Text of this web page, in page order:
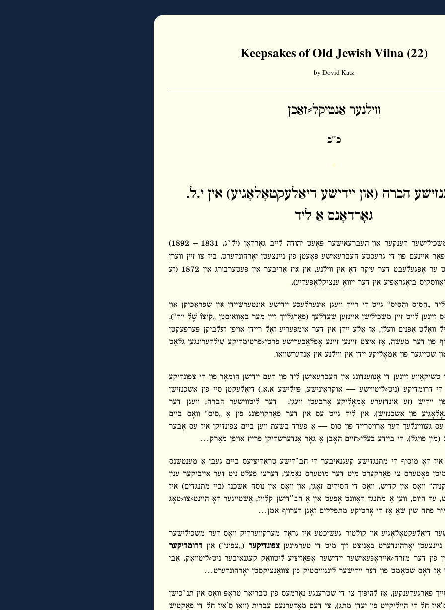
Keepsakes of Old Jewish Vilna (22)
by Dovid Katz
ווילנער אַנטיקל⸗זאַכן
כ″ב
◊
הברה (און יידישע דיאַלעקטאָלאָגיע) אין י.ל.
גאָרדאָנס אַ ליד
דער ווילנער משכילישער דענקער און העברעאישער פּאָעט יהודה לייב גאָרדאָן (יל″ג, 1831 – 1892)
איינעם פון די גרעסטע העברעאישע פּאָעטן פון ניינצעטן יאָרהונדערט. ביז צו זיין ווערן
אַ בן ארבעים האָט ער אָפּגעלעבט דער עיקר דאָ אין ווילנע, און איז אַריבער אין פּעטערבורג אין 1872 (זע
ביאָגראַפיע אין דער ייוואָ ענציקלאָפּעדיע).
„הַסּוּס וֽהַסִּיס“ גייט די רייד וועגן אינערלעכע יידישע אונטערשיידן אין שפּראַכיקן און
זיינען לויט זיין משכילישן איינזען שעדלעך (פאַרגלייך זיין מער באַוואוסטן „קוֹצוֹ שֶׁל יוּד“).
וואָלט אַפּנים וועלן, אַז אַלע יידן אין דער אימפּעריע זאָל ריידן אויפן זעלביקן פּערפעקטן
פון דער מעשה, אַז איצט זיינען זיינע אָפלאַכערישע פּרטי⸗פּרטימדיקע שילדערונגען גלאַט
שטייגער פון אַמאָליקע יידן אין ווילנע און אַנדערשוואו.
טשיקאַווע זיינען די אָנווענדונג אין העברעאישן ליד פון דעם יידישן הומאָר פון די צפונדיקע
די דרומדיקע (ניט⸗ליטווישע ― אוקראַינישע, פּוילישע א.א.) דיאַלעקטן סיי פון אשכנזישן
יידיש (זע אונדזערע אַמאָליקע אַרבעטן וועגן: דער ליטווישער הברה; וועגן דער
פון אשכנזיש). אין ליד גייט עס אין דער פאַרקויפונג פון אַ „סיס“ וואָס ביים
עס געוויינלעך דער אַרויסרייד פון סוס ― אַ פערד בשעת ווען ביים צפונדיקן איז עס אָבער
פויגל). די ביידע בעלי⸗חיים האָבן אַ גאָר אַנדערשדיקן פּרייז אויפן מאַרק…
דאָ מוסיף די מתנגדישע קעגנאיבער די חב″דישע טראַדיציעס ביים געבן אַ מענטשנס
מיטן פאָטערס צי פאַרקערט מיט דער מוטערס נאָמען; דערצו פעלט ניט דער אייביקער ענין
וואָס אין קדיש, וואָס די חסידים זאָגן, און וואָס אין נוסח אשכנז (ביי מתנגדים) איז
עד היום, ווען אַ מתנגד דאַוונט אָפּעט אין אַ חב″דישן קלויז, אַשטייגער דאָ היינט⸗צו⸗טאָג
מיר פּתח שין שאַ אַז די אָרטיקע מתפּללים זאָגן דערויף אמן…
דיאַלעקטאָלאָגיע און קולטור געשיכטע איז גראָד מערקווערדיק וואָס דער משכילישער
ניינצעטן יאָרהונדערט באַנוצט זיך מיט די טערמינעןצפונדיקער („צפוני“) און דרומדיקער
פון דער מזרח⸗אייראָפּעאישער יידישער אָפּאָזיציע ליטוואַק קעגנאיבער ניט⸗ליטוואַק. אַבי
אַז דאָס שטאַמט פון דער יידישער לינגוויסטיק פון צוואַנציקסטן יאָרהונדערט…
פאַרגעדענקען, אַז להיפּוך צו די שטרענגע נאָרמעס פון טבריאר טראָפּ וואָס אין תנ″כישן
חל די הייליקייט פון יעדן מתג), צי דעם מאָדערנעם עברית (וואו ס′איז חל די פאַקטיש